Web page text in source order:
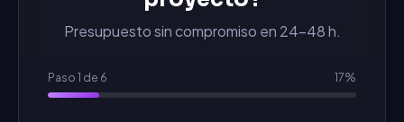
Presupuesto sin compromiso en 24-48 h.
Paso 1 de 6 17%